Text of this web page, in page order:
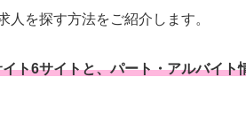
を探す方法をご紹介します。
ト6サイトと、パート・アルバイト